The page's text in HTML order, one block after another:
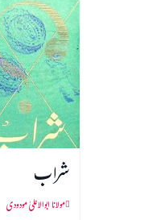
شراب
مولانا ابوالاعلیٰ مودودی